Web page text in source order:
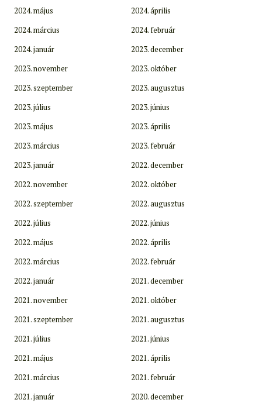
2024. május
2024. április
2024. március
2024. február
2024. január
2023. december
2023. november
2023. október
2023. szeptember
2023. augusztus
2023. július
2023. június
2023. május
2023. április
2023. március
2023. február
2023. január
2022. december
2022. november
2022. október
2022. szeptember
2022. augusztus
2022. július
2022. június
2022. május
2022. április
2022. március
2022. február
2022. január
2021. december
2021. november
2021. október
2021. szeptember
2021. augusztus
2021. július
2021. június
2021. május
2021. április
2021. március
2021. február
2021. január
2020. december